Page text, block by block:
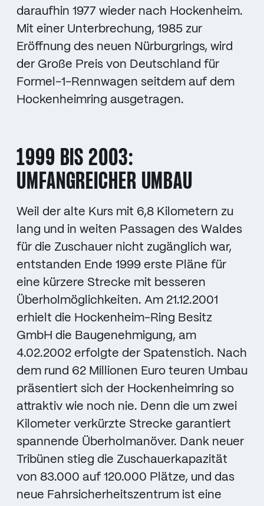
daraufhin 1977 wieder nach Hockenheim.
Mit einer Unterbrechung, 1985 zur
Eröffnung des neuen Nürburgrings, wird
der Große Preis von Deutschland für
Formel-1-Rennwagen seitdem auf dem
Hockenheimring ausgetragen.
1999 BIS 2003:
UMFANGREICHER UMBAU
Weil der alte Kurs mit 6,8 Kilometern zu
lang und in weiten Passagen des Waldes
für die Zuschauer nicht zugänglich war,
entstanden Ende 1999 erste Pläne für
eine kürzere Strecke mit besseren
Überholmöglichkeiten. Am 21.12.2001
erhielt die Hockenheim-Ring Besitz
GmbH die Baugenehmigung, am
4.02.2002 erfolgte der Spatenstich. Nach
dem rund 62 Millionen Euro teuren Umbau
präsentiert sich der Hockenheimring so
attraktiv wie noch nie. Denn die um zwei
Kilometer verkürzte Strecke garantiert
spannende Überholmanöver. Dank neuer
Tribünen stieg die Zuschauerkapazität
von 83.000 auf 120.000 Plätze, und das
neue Fahrsicherheitszentrum ist eine